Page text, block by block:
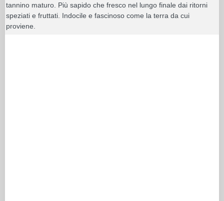
tannino maturo. Più sapido che fresco nel lungo finale dai ritorni
speziati e fruttati. Indocile e fascinoso come la terra da cui
proviene.